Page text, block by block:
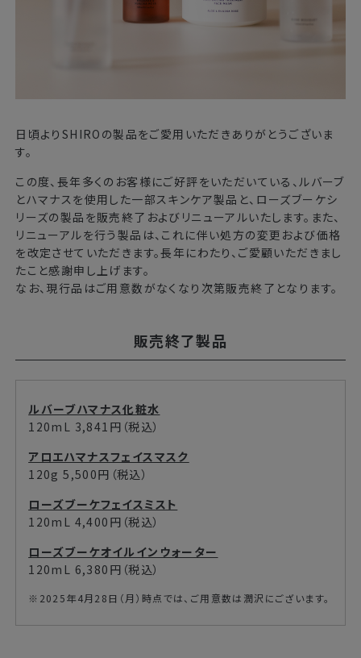
日頃よりSHIROの製品をご愛用いただきありがとうございま
す。
この度、長年多くのお客様にご好評をいただいている、ルバーブ
とハマナスを使用した一部スキンケア製品と、ローズブーケシ
リーズの製品を販売終了およびリニューアルいたします。また、
リニューアルを行う製品は、これに伴い処方の変更および価格
を改定させていただきます。長年にわたり、ご愛顧いただきまし
たこと感謝申し上げます。
なお、現行品はご用意数がなくなり次第販売終了となります。
販売終了製品
ルバーブハマナス化粧水
120mL 3,841円（税込）
アロエハマナスフェイスマスク
120g 5,500円（税込）
ローズブーケフェイスミスト
120mL 4,400円（税込）
ローズブーケオイルインウォーター
120mL 6,380円（税込）
※2025年4月28日（月）時点では、ご用意数は潤沢にございます。